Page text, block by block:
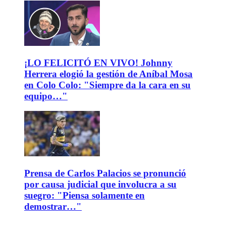
¡LO FELICITÓ EN VIVO! Johnny
Herrera elogió la gestión de Aníbal Mosa
en Colo Colo: "Siempre da la cara en su
equipo…"
Prensa de Carlos Palacios se pronunció
por causa judicial que involucra a su
suegro: "Piensa solamente en
demostrar…"